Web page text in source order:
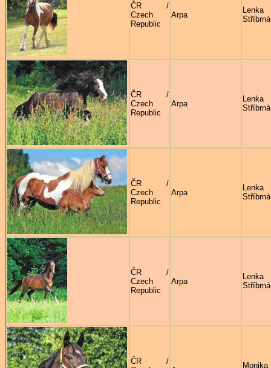
ČR /
Czech
Republic
Arpa
Lenka
Stříbrná
ČR /
Czech
Republic
Arpa
Lenka
Stříbrná
ČR /
Czech
Republic
Arpa
Lenka
Stříbrná
ČR /
Czech
Republic
Arpa
Lenka
Stříbrná
ČR /
Monika